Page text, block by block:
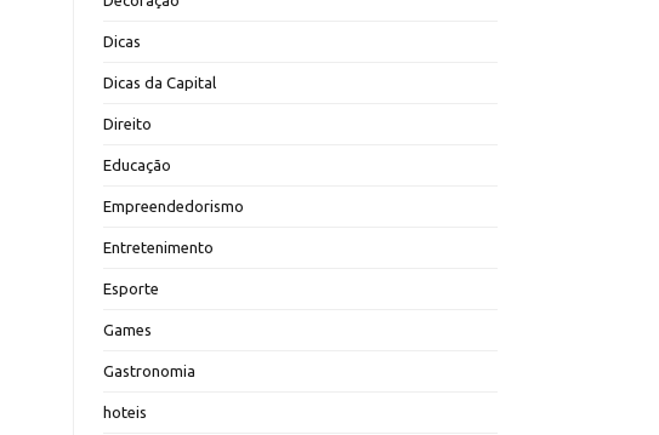
Dicas
Dicas da Capital
Direito
Educação
Empreendedorismo
Entretenimento
Esporte
Games
Gastronomia
hoteis